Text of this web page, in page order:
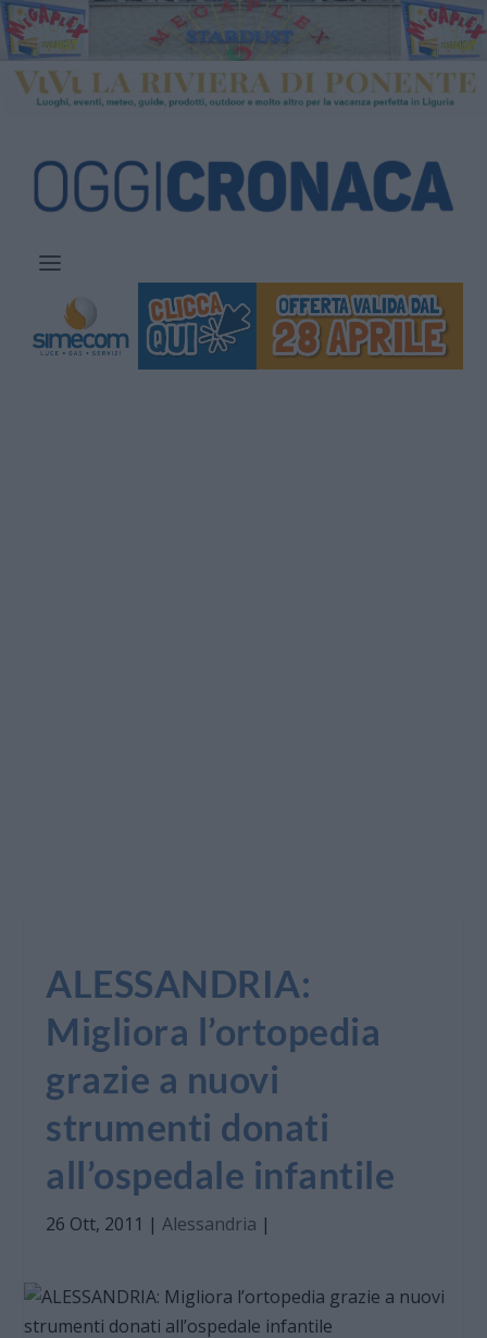
ALESSANDRIA:
Migliora l’ortopedia
grazie a nuovi
strumenti donati
all’ospedale infantile
26 Ott, 2011 |Alessandria |